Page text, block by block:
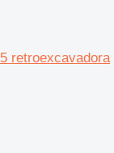
retroexcavadora